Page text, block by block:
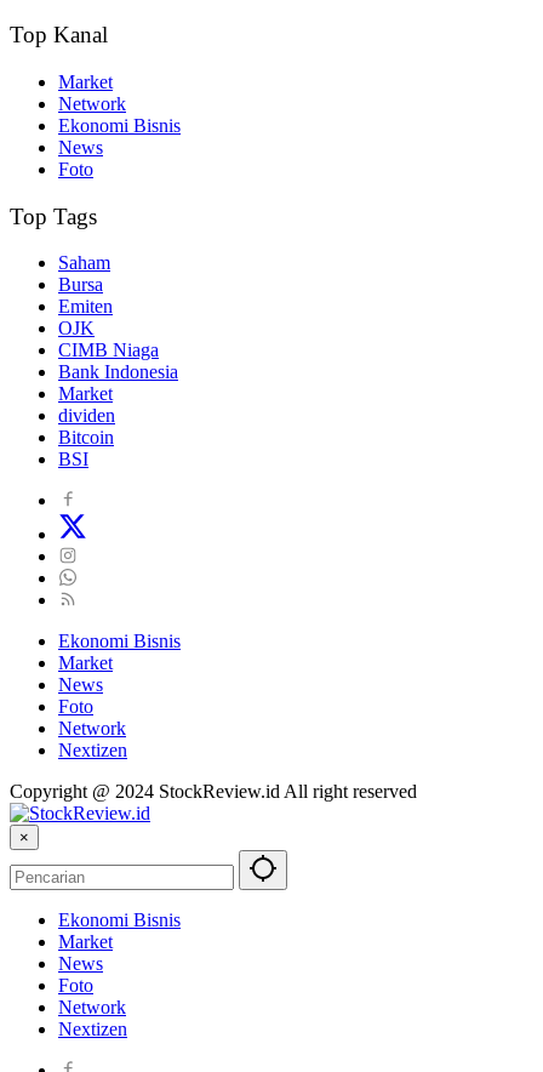
Top Kanal
Market
Network
Ekonomi Bisnis
News
Foto
Top Tags
Saham
Bursa
Emiten
OJK
CIMB Niaga
Bank Indonesia
Market
dividen
Bitcoin
BSI
Ekonomi Bisnis
Market
News
Foto
Network
Nextizen
Copyright @ 2024 StockReview.id All right reserved
×
Ekonomi Bisnis
Market
News
Foto
Network
Nextizen